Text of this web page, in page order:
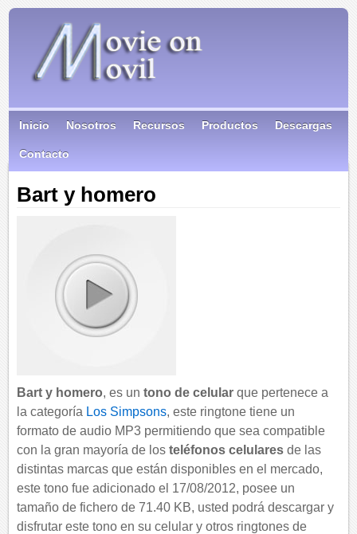
Inicio Nosotros Recursos Productos Descargas
Contacto
Bart y homero
Bart y homero, es untono de celular que pertenece a
la categoría Los Simpsons, este ringtone tiene un
formato de audio MP3 permitiendo que sea compatible
con la gran mayoría de losteléfonos celulares de las
distintas marcas que están disponibles en el mercado,
este tono fue adicionado el 17/08/2012, posee un
tamaño de fichero de 71.40 KB, usted podrá descargar y
disfrutar este tono en su celular y otros ringtones de